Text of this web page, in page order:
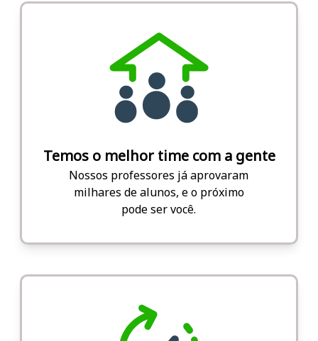
Temos o melhor time com a gente
Nossos professores já aprovaram
milhares de alunos, e o próximo
pode ser você.